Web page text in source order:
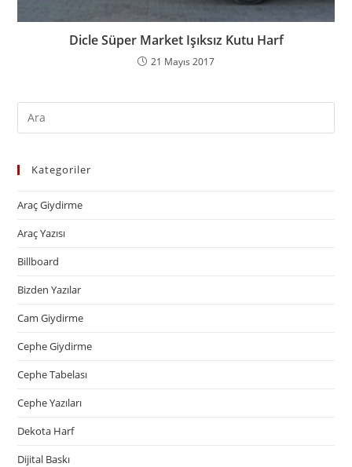
Dicle Süper Market Işıksız Kutu Harf
21 Mayıs 2017
Kategoriler
Araç Giydirme
Araç Yazısı
Billboard
Bizden Yazılar
Cam Giydirme
Cephe Giydirme
Cephe Tabelası
Cephe Yazıları
Dekota Harf
Dijital Baskı